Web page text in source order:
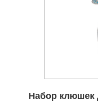
Набор клюшек